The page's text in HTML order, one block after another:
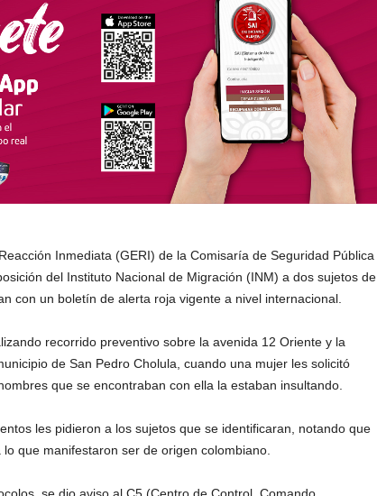
Inmediata (GERI) de la Comisaría de Seguridad Pública
del Instituto Nacional de Migración (INM) a dos sujetos de
con un boletín de alerta roja vigente a nivel internacional.
recorrido preventivo sobre la avenida 12 Oriente y la
de San Pedro Cholula, cuando una mujer les solicitó
que se encontraban con ella la estaban insultando.
les pidieron a los sujetos que se identificaran, notando que
que manifestaron ser de origen colombiano.